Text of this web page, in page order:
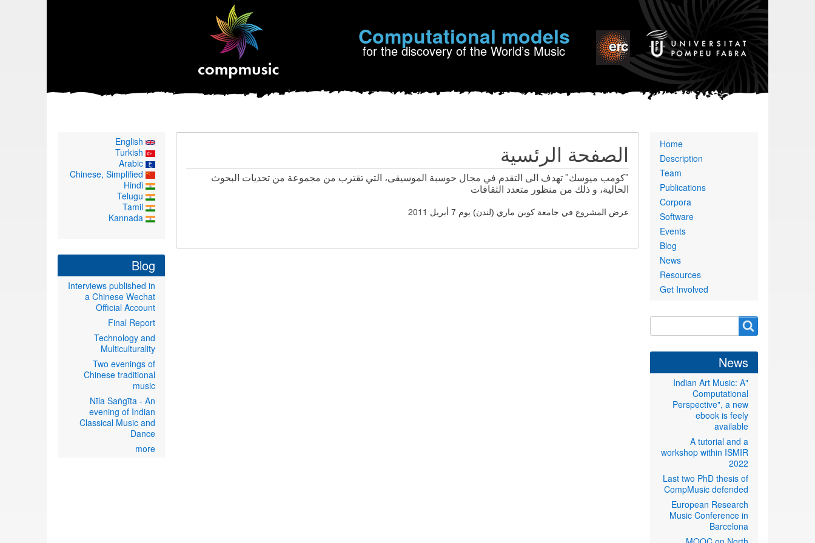
Computational models
for the discovery of the World’s Music
الصفحة الرئسية
"كومب ميوسك" تهدف الى التقدم في مجال حوسبة الموسيقى، التي تقترب من مجموعة من تحديات البحوث
الحالية، و ذلك من منظور متعدد الثقافات
عرض المشروع في جامعة كوين ماري (لندن) يوم 7 أبريل 2011
Home
Description
Team
Publications
Corpora
Software
Events
Blog
News
Resources
Get Involved
Search
form
Search
News
"Indian Art Music: A
Computational
Perspective", a new
ebook is feely
available
A tutorial and a
workshop within ISMIR
2022
Last two PhD thesis of
CompMusic defended
European Research
Music Conference in
Barcelona
English
Turkish
Arabic
Chinese, Simplified
Hindi
Telugu
Tamil
Kannada
Blog
Interviews published in
a Chinese Wechat
Official Account
Final Report
Technology and
Multiculturality
Two evenings of
Chinese traditional
music
Nīla Saṅgīta - An
evening of Indian
Classical Music and
Dance
more